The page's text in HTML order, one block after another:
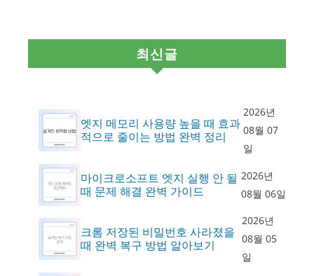
최신글
엣지 메모리 사용량 높을 때 효과
적으로 줄이는 방법 완벽 정리
2026년
08월 07
일
마이크로소프트 엣지 실행 안 될
때 문제 해결 완벽 가이드
2026년
08월 06일
크롬 저장된 비밀번호 사라졌을
때 완벽 복구 방법 알아보기
2026년
08월 05
일